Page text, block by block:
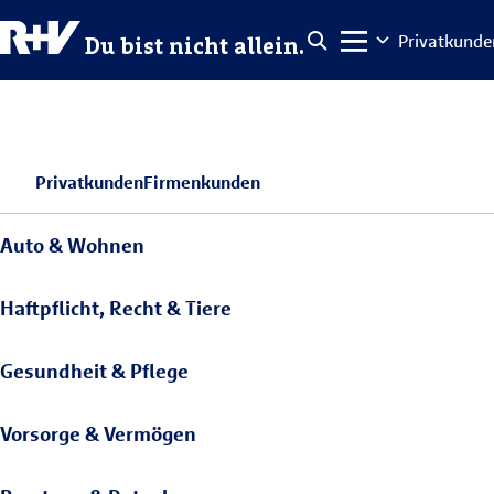
Du bist nicht allein.
PrivatkundenFirmenkunden
Auto & Wohnen
Haftpflicht, Recht & Tiere
Gesundheit & Pflege
Vorsorge & Vermögen